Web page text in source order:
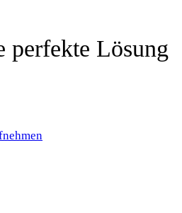
perfekte Lösung